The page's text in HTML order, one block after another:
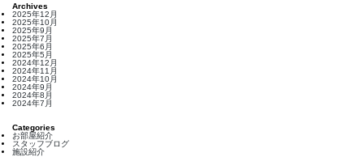
Archives
2025年12月
2025年10月
2025年9月
2025年7月
2025年6月
2025年5月
2024年12月
2024年11月
2024年10月
2024年9月
2024年8月
2024年7月
Categories
お部屋紹介
スタッフブログ
施設紹介